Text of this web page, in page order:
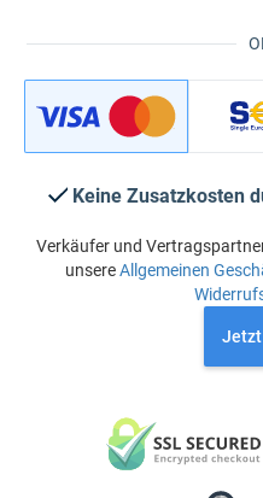
Keine Zusatzkosten
Verkäufer und
unsereAllgemeinen
Jetzt